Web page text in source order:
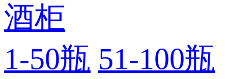
酒柜
1-50瓶 51-100瓶